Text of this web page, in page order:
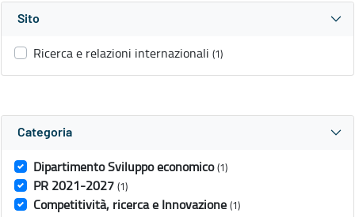
Sito
Ricerca e relazioni internazionali (1)
Categoria
Dipartimento Sviluppo economico (1)
PR 2021-2027 (1)
Competitività, ricerca e Innovazione (1)